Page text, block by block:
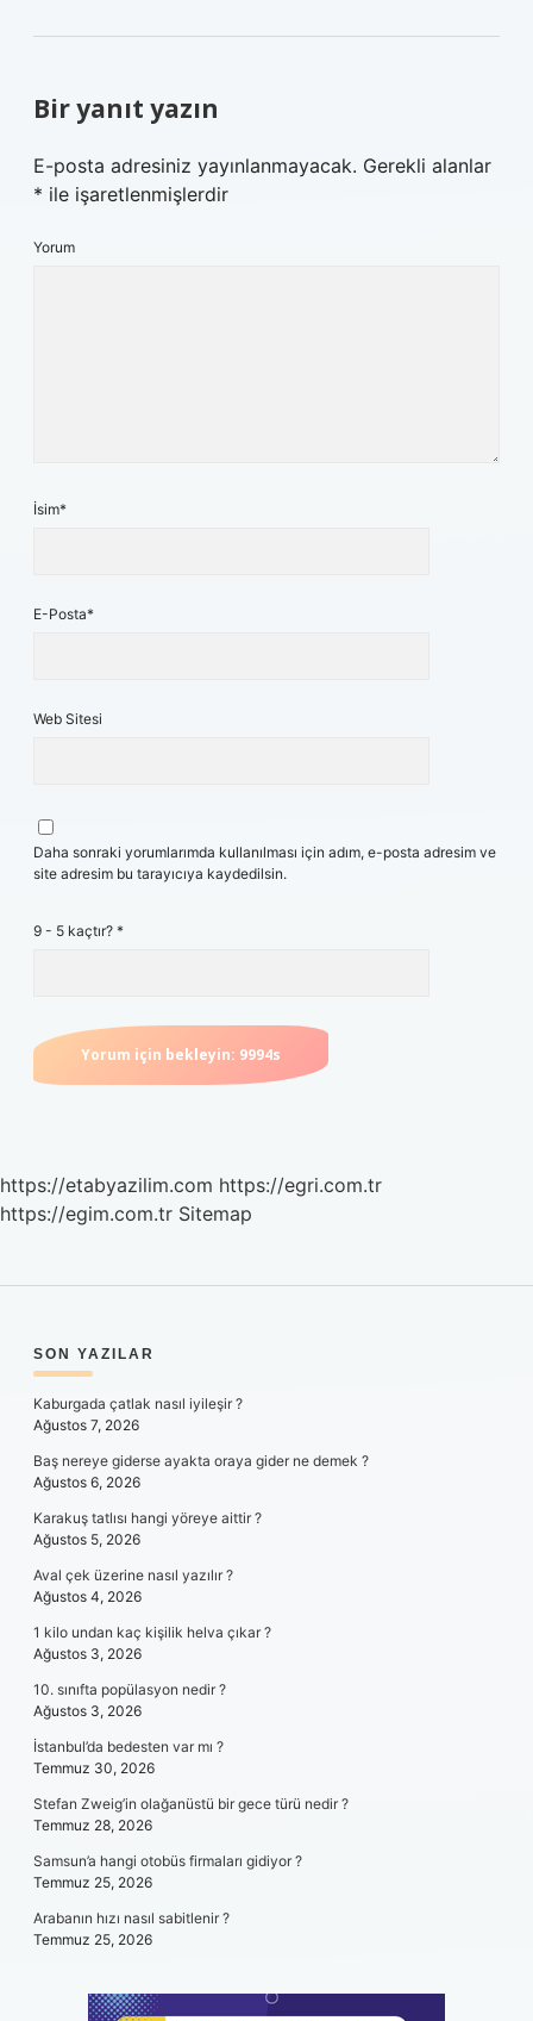
Bir yanıt yazın
E-posta adresiniz yayınlanmayacak. Gerekli alanlar
* ile işaretlenmişlerdir
Yorum
İsim*
E-Posta*
Web Sitesi
Daha sonraki yorumlarımda kullanılması için adım, e-posta adresim ve
site adresim bu tarayıcıya kaydedilsin.
9 - 5 kaçtır? *
https://etabyazilim.com https://egri.com.tr
https://egim.com.tr Sitemap
SIDEBAR
SON YAZILAR
Kaburgada çatlak nasıl iyileşir ?
Ağustos 7, 2026
Baş nereye giderse ayakta oraya gider ne demek ?
Ağustos 6, 2026
Karakuş tatlısı hangi yöreye aittir ?
Ağustos 5, 2026
Aval çek üzerine nasıl yazılır ?
Ağustos 4, 2026
1 kilo undan kaç kişilik helva çıkar ?
Ağustos 3, 2026
10. sınıfta popülasyon nedir ?
Ağustos 3, 2026
İstanbul’da bedesten var mı ?
Temmuz 30, 2026
Stefan Zweig’in olağanüstü bir gece türü nedir ?
Temmuz 28, 2026
Samsun’a hangi otobüs firmaları gidiyor ?
Temmuz 25, 2026
Arabanın hızı nasıl sabitlenir ?
Temmuz 25, 2026